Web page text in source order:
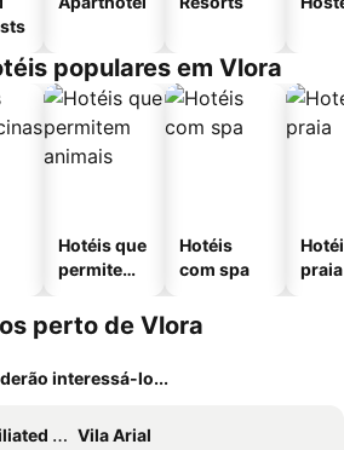
populares em Vlora
Hotéis que
permitem
Hotéis
com spa
praia
perto de Vlora
interessá-lo...
Meliá
Vila Arial